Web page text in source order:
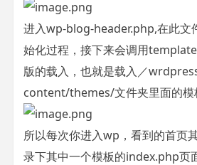
进入wp-blog-header.php,在此文
始化过程，接下来会调用
版的载入，也就是载入／
content/themes/文件夹里面的模
所以每次你进入wp，看到的首页
录下其中一个模板的index.php页